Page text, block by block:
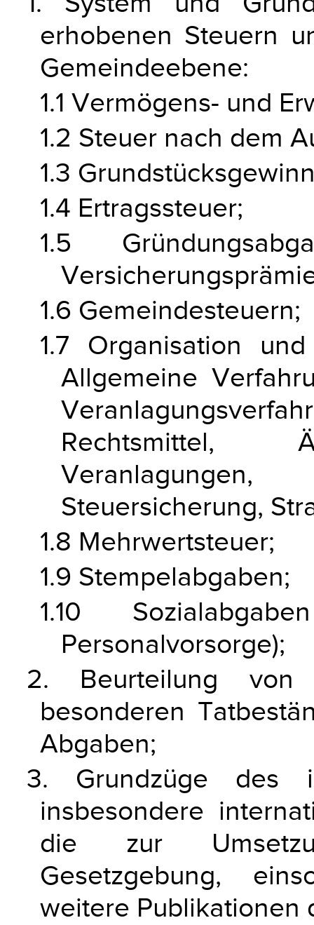
erhobenen Steuern
Gemeindeebene:
1.1 Vermögens- und
1.2 Steuer nach dem
1.3
1.4 Ertragssteuer;
1.5
1.6 Gemeindesteuern;
1.7 Organisation
Allgemeine
Rechtsmittel,
Steuersicherung,
1.8 Mehrwertsteuer;
1.9 Stempelabgaben;
1.10
Personalvorsorge);
2. Beurteilung von
besonderen
Abgaben;
3. Grundzüge des
insbesondere
die zur
Gesetzgebung,
weitere Publikationen